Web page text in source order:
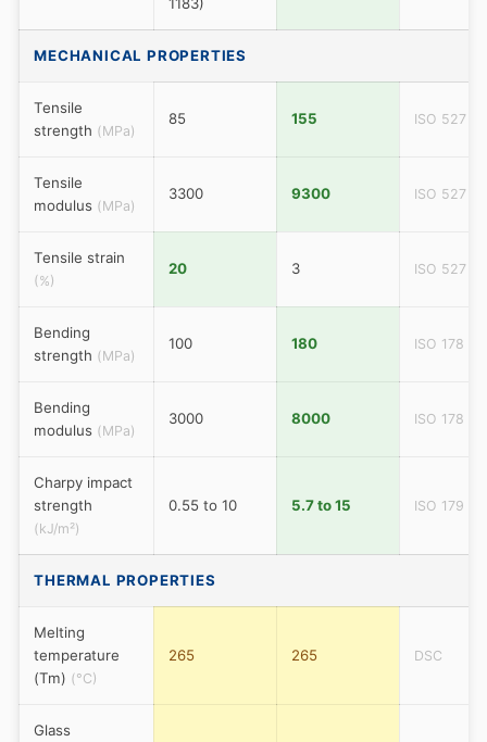
MECHANICAL PROPERTIES
Tensile
strength (MPa)
85 155 ISO 527
Tensile
modulus (MPa)
3300 9300 ISO 527
Tensile strain
(%)
20 3 ISO 527
Bending
strength (MPa)
100 180 ISO 178
Bending
modulus (MPa)
3000 8000 ISO 178
Charpy impact
strength
(kJ/m²)
0.55 to 10 5.7 to 15 ISO 179
THERMAL PROPERTIES
Melting
temperature
(Tm) (°C)
265 265 DSC
Glass